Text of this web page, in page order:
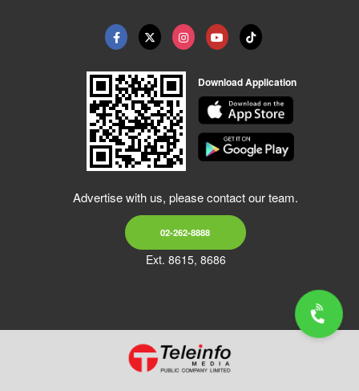
Download Application
Advertise with us, please contact our team.
02-262-8888
Ext. 8615, 8686